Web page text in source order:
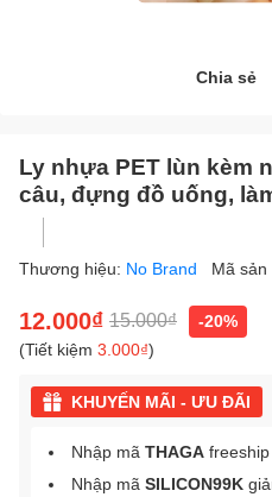
Chia sẻ
Ly nhựa PET lùn kèm
câu, đựng đồ uống,
Thương hiệu: No Brand Mã sản
12.000₫ 15.000₫
-20%
(Tiết kiệm 3.000₫)
KHUYẾN MÃI - ƯU ĐÃI
Nhập mã THAGA
Nhập mã SILICON99K